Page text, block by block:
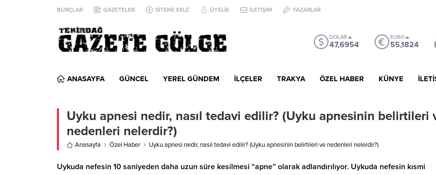
BURÇLAR GAZETELER SİTENE EKLE ÜYELİK İLETİŞİM YAZARLAR
DOLAR
47,6954
EURO
55,1824
ANASAYFA GÜNCEL YEREL GÜNDEM İLÇELER TRAKYA ÖZEL HABER KÜNYE
Uyku apnesi nedir, nasıl tedavi edilir? (Uyku apnesinin belirtileri
nedenleri nelerdir?)
Anasayfa Özel Haber Uyku apnesi nedir, nasıl tedavi edilir? (Uyku apnesinin belirtileri ve nedenleri nelerdir?)
Uykuda nefesin 10 saniyeden daha uzun süre kesilmesi “apne” olarak adlandırılıyor. Uykuda nefesin kısmi